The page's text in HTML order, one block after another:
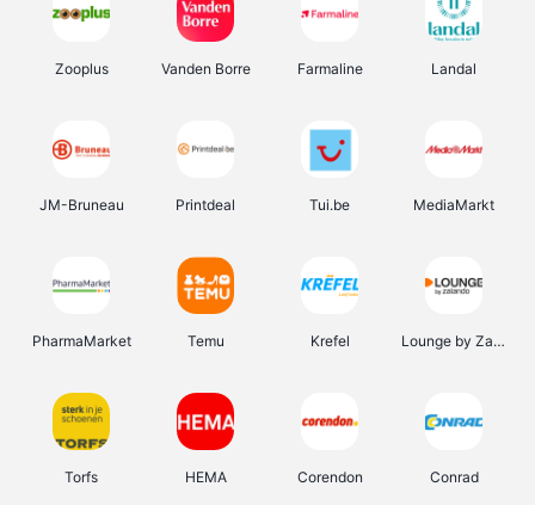
Zooplus Vanden Borre Farmaline Landal
JM-Bruneau Printdeal Tui.be MediaMarkt
PharmaMarket Temu Krefel Lounge by Zalando
Torfs HEMA Corendon Conrad